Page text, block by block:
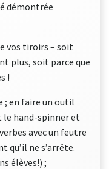
démontrée
vos tiroirs – soit
plus, soit parce que
!
; en faire un outil
le hand-spinner et
avec un feutre
qu’il ne s’arrête.
élèves!) ;